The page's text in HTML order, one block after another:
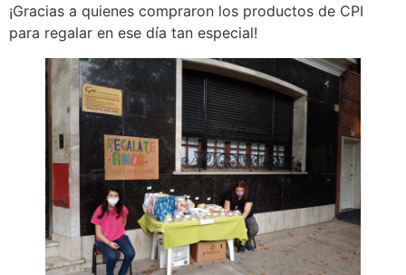
¡Gracias a quienes compraron los productos de CPI
para regalar en ese día tan especial!